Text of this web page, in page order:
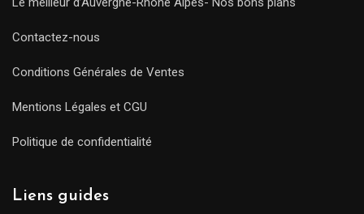
Contactez-nous
Conditions Générales de Ventes
Mentions Légales et CGU
Politique de confidentialité
Liens guides